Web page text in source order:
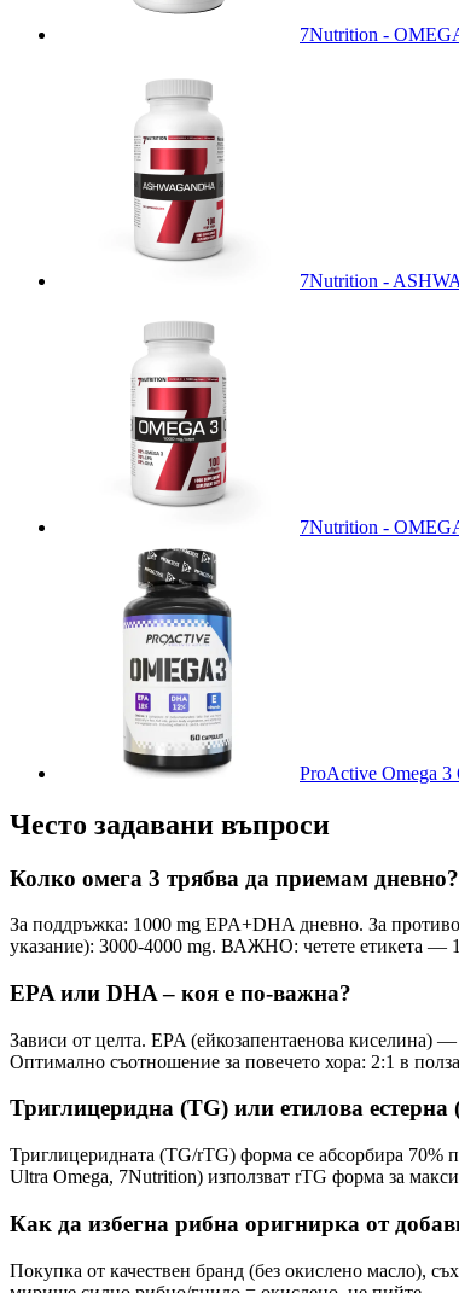
7Nutrition -
7Nutrition -
7Nutrition -
ProActive Omega 3
Често задавани въпроси
Колко омега 3 трябва да приемам дневно?
За поддръжка: 1000 mg EPA+DHA дневно. За
указание): 3000-4000 mg. ВАЖНО: четете етикета —
EPA или DHA – коя е по-важна?
Зависи от целта. EPA (ейкозапентаенова киселина)
Оптимално съотношение за повечето хора: 2:1 в
Триглицеридна (TG) или етилова
Триглицеридната (TG/rTG) форма се абсорбира 70%
Ultra Omega, 7Nutrition) използват rTG форма за
Как да избегна рибна оригнирка от
Покупка от качествен бранд (без окислено масло),